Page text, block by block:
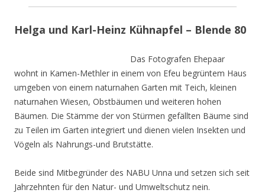
Helga und Karl-Heinz Kühnapfel – Blende 80
Das Fotografen Ehepaar
wohnt in Kamen-Methler in einem von Efeu begrüntem Haus
umgeben von einem naturnahen Garten mit Teich, kleinen
naturnahen Wiesen, Obstbäumen und weiteren hohen
Bäumen. Die Stämme der von Stürmen gefällten Bäume sind
zu Teilen im Garten integriert und dienen vielen Insekten und
Vögeln als Nahrungs-und Brutstätte.
Beide sind Mitbegründer des NABU Unna und setzen sich seit
Jahrzehnten für den Natur- und Umweltschutz nein.